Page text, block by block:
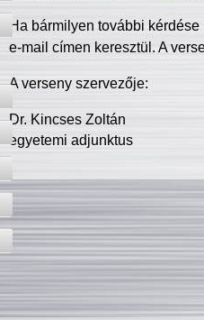
Ha bármilyen további
e-mail címen keresztül. A
A verseny szervezője:
Dr. Kincses Zoltán
egyetemi adjunktus